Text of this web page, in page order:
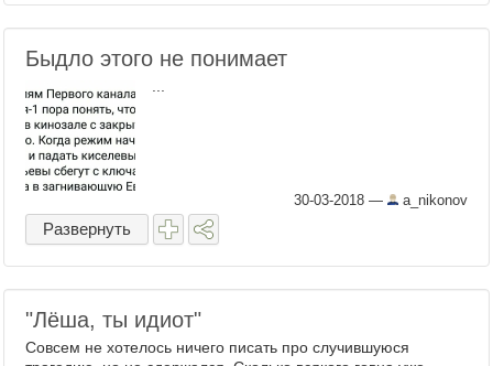
Быдло этого не понимает
30-03-2018 — a_nikonov
Развернуть
"Лёша, ты идиот"
Совсем не хотелось ничего писать про случившуюся